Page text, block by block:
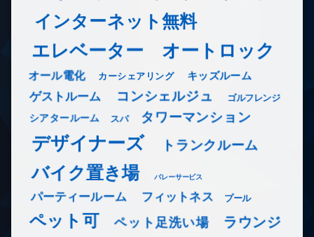
インターネット無料
エレベーター オートロック
オール電化 カーシェアリング キッズルーム
ゲストルーム コンシェルジュ ゴルフレンジ
シアタールーム スパ タワーマンション
デザイナーズ トランクルーム
バイク置き場 バレーサービス
パーティールーム フィットネス プール
ペット可 ペット足洗い場 ラウンジ